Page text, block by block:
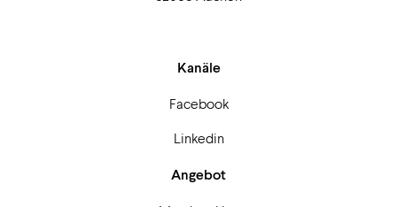
Kanäle
Facebook
Linkedin
Angebot